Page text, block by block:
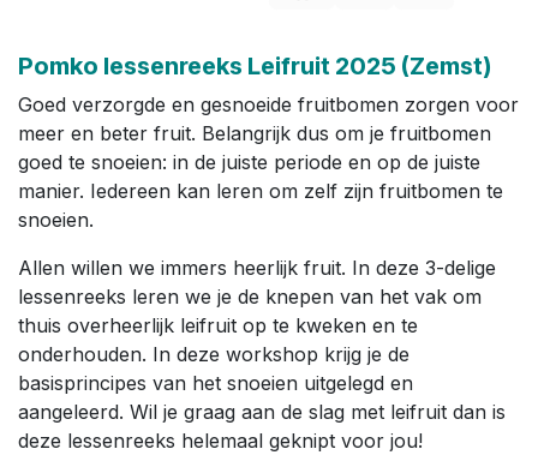
Pomko lessenreeks Leifruit 2025 (Zemst)
Goed verzorgde en gesnoeide fruitbomen zorgen voor
meer en beter fruit. Belangrijk dus om je fruitbomen
goed te snoeien: in de juiste periode en op de juiste
manier. Iedereen kan leren om zelf zijn fruitbomen te
snoeien.
Allen willen we immers heerlijk fruit. In deze 3-delige
lessenreeks leren we je de knepen van het vak om
thuis overheerlijk leifruit op te kweken en te
onderhouden. In deze workshop krijg je de
basisprincipes van het snoeien uitgelegd en
aangeleerd. Wil je graag aan de slag met leifruit dan is
deze lessenreeks helemaal geknipt voor jou!